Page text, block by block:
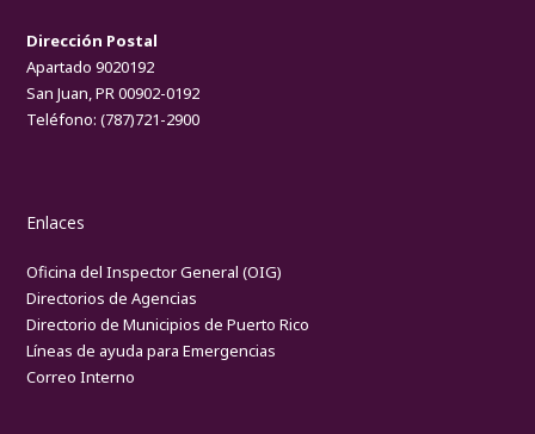
Dirección Postal
Apartado 9020192
San Juan, PR 00902-0192
Teléfono:(787)721-2900
Enlaces
Oficina del Inspector General (OIG)
Directorios de Agencias
Directorio de Municipios de Puerto Rico
Líneas de ayuda para Emergencias
Correo Interno